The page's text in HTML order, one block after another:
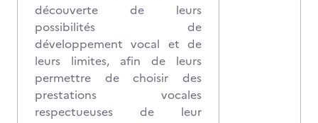
découverte de leurs
possibilités de
développement vocal et de
leurs limites, afin de leurs
permettre de choisir des
prestations vocales
respectueuses de leur